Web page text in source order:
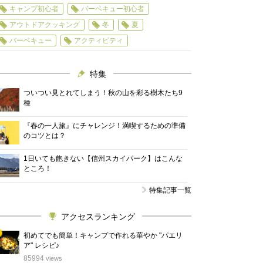
キャンプ初心者
バーベキュー初心者
アウトドアクッキング
冬
夏
バーベキュー
アクティビティ
特集
ついつい見とれてしまう！秋の山を彩る樹木たち9
種
『春の一人旅』にチャレンジ！満喫するための準備
のコツとは？
1日いても飽きない【信州スカイパーク】はこんな
ところ！
特集記事一覧
アクセスランキング
初めてでも簡単！キャンプで作れる華やか "パエリ
ア" レシピ♪
85994 views